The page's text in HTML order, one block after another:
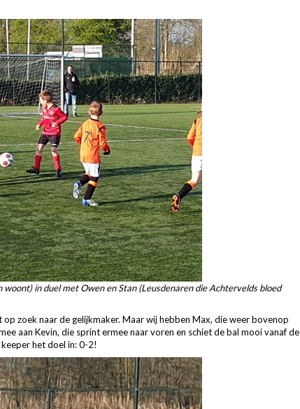
in duel met Owen en Stan (Leusdenaren die Achtervelds bloed
zoek naar de gelijkmaker. Maar wij hebben Max, die weer bovenop
aan Kevin, die sprint ermee naar voren en schiet de bal mooi vanaf de
het doel in: 0-2!